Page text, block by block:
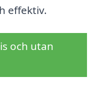
effektiv.
och utan